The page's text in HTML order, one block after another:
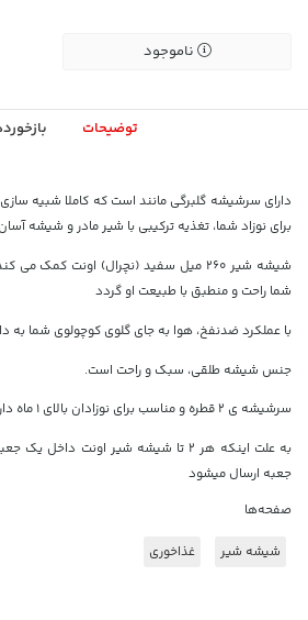
ناموجود
توضیحات
دارای سرشیشه گلبرگی مانند است که کاملا شبیه
برای نوزاد شما، تغذیه ترکیبی با شیر مادر و شیشه
شیشه شیر 260 میل سفید (نچرال) اونت کمک
شما راحت و منطبق با طبیعت او گردد
با عملکرد ضدنفخ، هوا به جای گلوی کوچولوی شما به
جنس شیشه طلقی، سبک و راحت است.
سرشیشه ی 2 قطره و مناسب برای نوزادان بالای 1 ماه دارد
به علت اینکه هر ۲ تا شیشه شیر اونت
جعبه ارسال میشود
صفحه‌ها
شیشه شیر غذاخوری